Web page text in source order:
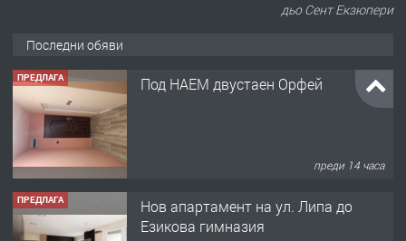
дьо Сент Екзюпери
Последни обяви
ПРЕДЛАГА Под НАЕМ двустаен Орфей
преди 14 часа
ПРЕДЛАГА
Нов апартамент на ул. Липа до
Езикова гимназия